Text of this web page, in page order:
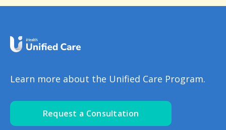
Learn more about the Unified Care Program.
Request a Consultation